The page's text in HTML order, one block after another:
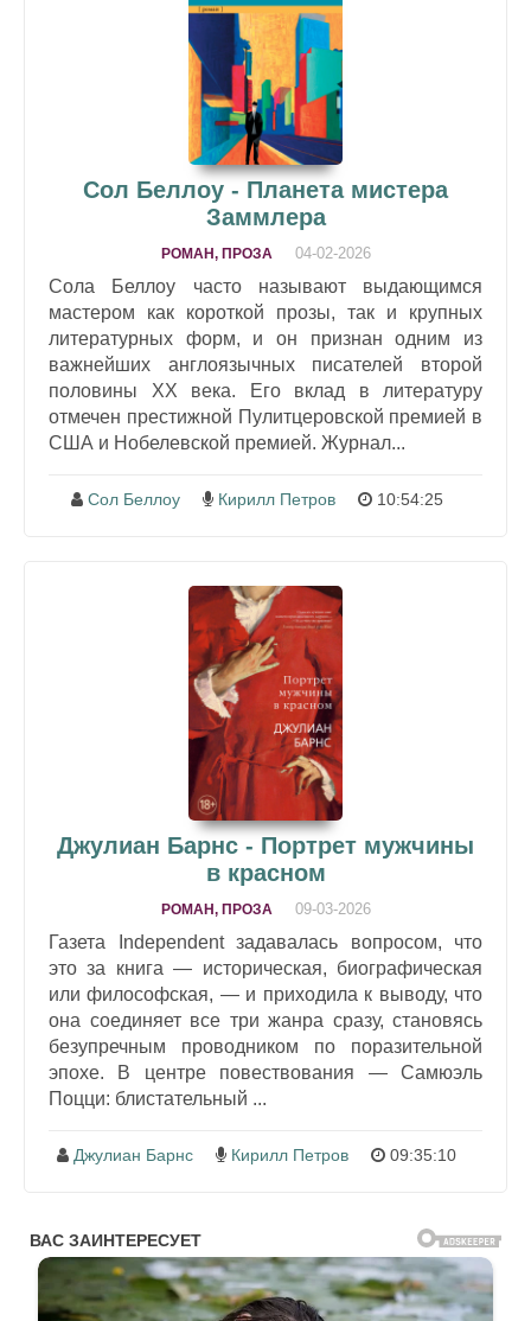
Сол Беллоу - Планета мистера
Заммлера
РОМАН, ПРОЗА 04-02-2026
Сола Беллоу часто называют выдающимся
мастером как короткой прозы, так и крупных
литературных форм, и он признан одним из
важнейших англоязычных писателей второй
половины XX века. Его вклад в литературу
отмечен престижной Пулитцеровской премией в
США и Нобелевской премией. Журнал...
Сол Беллоу Кирилл Петров 10:54:25
Джулиан Барнс - Портрет мужчины
в красном
РОМАН, ПРОЗА 09-03-2026
Газета Independent задавалась вопросом, что
это за книга — историческая, биографическая
или философская, — и приходила к выводу, что
она соединяет все три жанра сразу, становясь
безупречным проводником по поразительной
эпохе. В центре повествования — Самюэль
Поцци: блистательный ...
Джулиан Барнс Кирилл Петров 09:35:10